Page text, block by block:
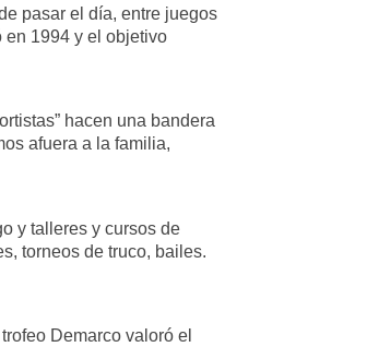
pasar el día, entre juegos
en 1994 y el objetivo
hacen una bandera
afuera a la familia,
y talleres y cursos de
torneos de truco, bailes.
Demarco valoró el